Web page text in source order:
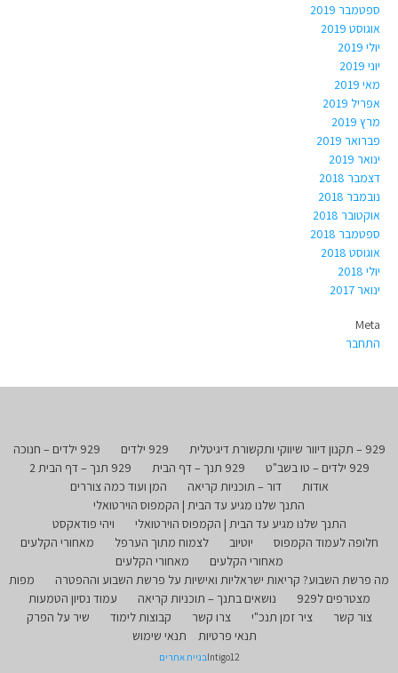
ספטמבר 2019
אוגוסט 2019
יולי 2019
יוני 2019
מאי 2019
אפריל 2019
מרץ 2019
פברואר 2019
ינואר 2019
דצמבר 2018
נובמבר 2018
אוקטובר 2018
ספטמבר 2018
אוגוסט 2018
יולי 2018
ינואר 2017
Meta
התחבר
929 – תקנון דיוור שיווקי ותקשורת דיגיטלית 929 ילדים
929 ילדים – חנוכה
929 ילדים – טו בשב"ט
929 תנך – דף הבית
929 תנך – דף הבית 2
אודות
דור – תוכניות קריאה
המן ועוד כמה צוררים
התנך שלנו מגיע עד הבית | הקמפוס הוירטואלי
התנך שלנו מגיע עד הבית | הקמפוס הוירטואלי
ויהי פודאקסט
חלופה לעמוד הקמפוס
יוטיוב לצמוח מתוך הערפל
מאחורי הקלעים
מאחורי הקלעים
מאחורי הקלעים
מה פרשת השבוע? קריאות ישראליות ואישיות על פרשת השבוע וההפטרה
מפות
מצטרפים ל929
נושאים בתנך – תוכניות קריאה
עמוד נסיון הטמעות
צור קשר
ציר זמן תנכ"י צרו קשר קבוצות לימוד
שיר על הפרק
תנאי פרטיות
תנאי שימוש
Intigo12בניית אתרים